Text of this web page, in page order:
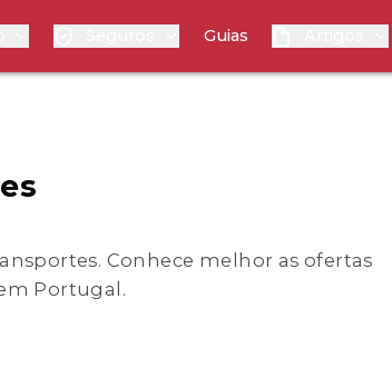
Guias
Conhece melhor as ofertas
Portugal.